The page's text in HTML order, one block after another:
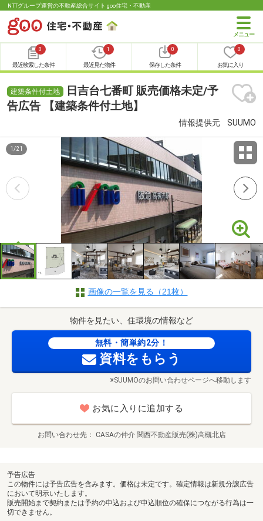
NTTグループ運営の不動産総合サイト goo住宅・不動産
0
最近検索した条件
1
最近見た物件
0
保存した条件
0
お気に入り
建築条件付土地
日吉台七番町 販売価格未定/予
告広告 【建築条件付土地】
情報提供元 SUUMO
1 /21
画像の一覧を見る（21枚）
物件を見たい、住環境の情報など
無料・簡単約2分！
資料をもらう
※SUUMOのお問い合わせページへ移動します
お気に入りに追加する
お問い合わせ先 CASAの仲介 関西不動産販売(株)高槻北店
予告広告
この物件には予告広告を含みます。価格は未定です。確定情報は新規分譲広告
において明示いたします。
販売開始まで契約または予約の申込および申込順位の確保につながる行為は一
切できません。